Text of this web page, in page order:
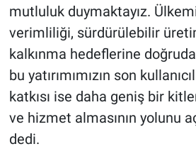
mutluluk duymaktayız.
verimliliği, sürdürülebilir
kalkınma hedeflerine
bu yatırımımızın son
katkısı ise daha geniş bir
ve hizmet almasının yolunu
dedi.